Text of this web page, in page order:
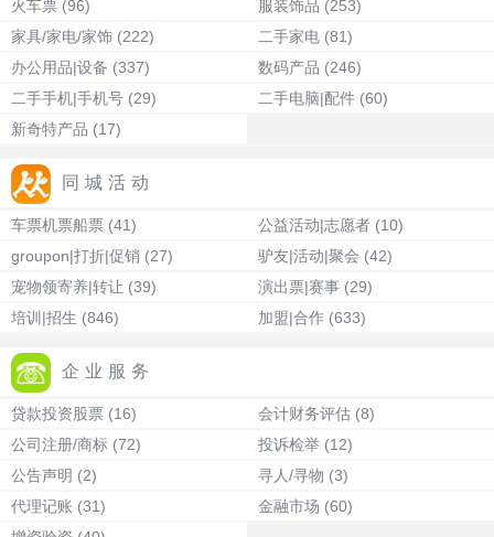
火车票 (96) 服装饰品 (253)
家具/家电/家饰 (222) 二手家电 (81)
办公用品|设备 (337) 数码产品 (246)
二手手机|手机号 (29) 二手电脑|配件 (60)
新奇特产品 (17)
同城活动
车票机票船票 (41) 公益活动|志愿者 (10)
groupon|打折|促销 (27) 驴友|活动|聚会 (42)
宠物领寄养|转让 (39) 演出票|赛事 (29)
培训|招生 (846) 加盟|合作 (633)
企业服务
贷款投资股票 (16) 会计财务评估 (8)
公司注册/商标 (72) 投诉检举 (12)
公告声明 (2) 寻人/寻物 (3)
代理记账 (31) 金融市场 (60)